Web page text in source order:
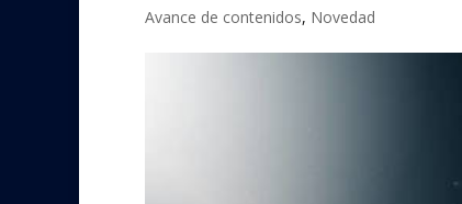
Avance de contenidos, Novedad